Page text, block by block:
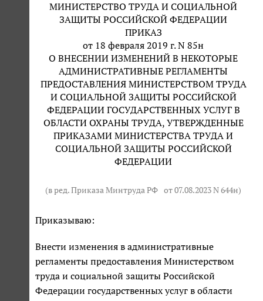
МИНИСТЕРСТВО ТРУДА И СОЦИАЛЬНОЙ
ЗАЩИТЫ РОССИЙСКОЙ ФЕДЕРАЦИИ
ПРИКАЗ
от 18 февраля 2019 г. N 85н
О ВНЕСЕНИИ ИЗМЕНЕНИЙ В НЕКОТОРЫЕ
АДМИНИСТРАТИВНЫЕ РЕГЛАМЕНТЫ
ПРЕДОСТАВЛЕНИЯ МИНИСТЕРСТВОМ ТРУДА
И СОЦИАЛЬНОЙ ЗАЩИТЫ РОССИЙСКОЙ
ФЕДЕРАЦИИ ГОСУДАРСТВЕННЫХ УСЛУГ В
ОБЛАСТИ ОХРАНЫ ТРУДА, УТВЕРЖДЕННЫЕ
ПРИКАЗАМИ МИНИСТЕРСТВА ТРУДА И
СОЦИАЛЬНОЙ ЗАЩИТЫ РОССИЙСКОЙ
ФЕДЕРАЦИИ
(в ред. Приказа Минтруда РФ от 07.08.2023 N 644н)
Приказываю:
Внести изменения в административные
регламенты предоставления Министерством
труда и социальной защиты Российской
Федерации государственных услуг в области